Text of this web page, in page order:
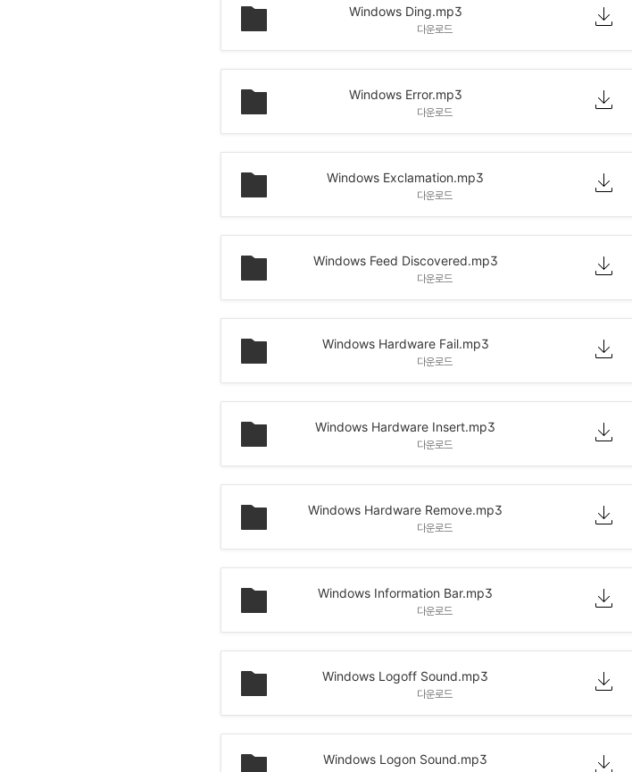
Windows Ding.mp3
다운로드
Windows Error.mp3
다운로드
Windows Exclamation.mp3
다운로드
Windows Feed Discovered.mp3
다운로드
Windows Hardware Fail.mp3
다운로드
Windows Hardware Insert.mp3
다운로드
Windows Hardware Remove.mp3
다운로드
Windows Information Bar.mp3
다운로드
Windows Logoff Sound.mp3
다운로드
Windows Logon Sound.mp3